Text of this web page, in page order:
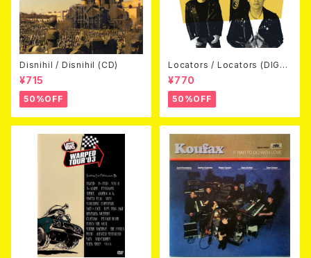
Disnihil / Disnihil (CD)
¥715
50%OFF
Locators / Locators (DIGPA
CK CD)
¥770
50%OFF